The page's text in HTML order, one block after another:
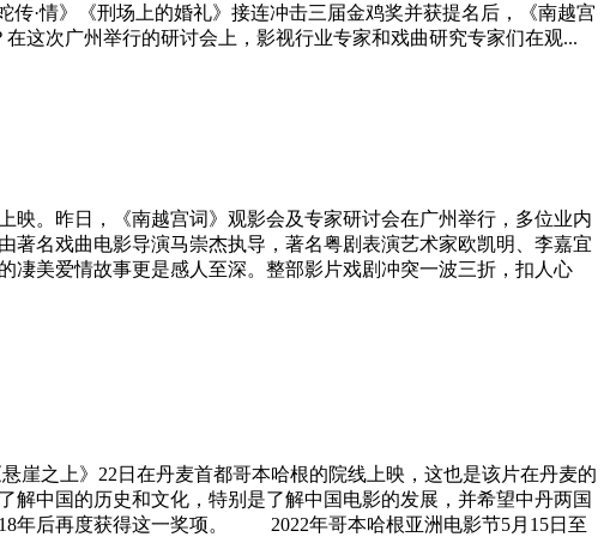
·情》《刑场上的婚礼》接连冲击三届金鸡奖并获提名后，《南越宫
这次广州举行的研讨会上，影视行业专家和戏曲研究专家们在观...
昨日，《南越宫词》观影会及专家研讨会在广州举行，多位业内
名戏曲电影导演马崇杰执导，著名粤剧表演艺术家欧凯明、李嘉宜
美爱情故事更是感人至深。整部影片戏剧冲突一波三折，扣人心
之上》22日在丹麦首都哥本哈根的院线上映，这也是该片在丹麦的
中国的历史和文化，特别是了解中国电影的发展，并希望中丹两国
年后再度获得这一奖项。 2022年哥本哈根亚洲电影节5月15日至